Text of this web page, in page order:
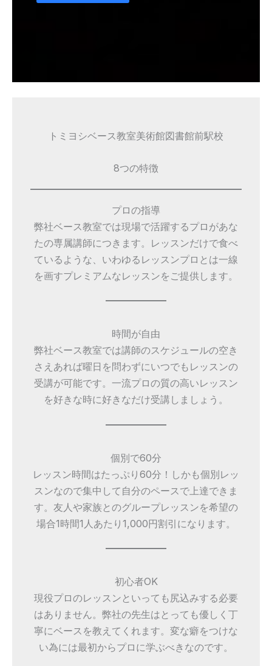
トミヨシベース教室美術館図書館前駅校
8つの特徴
プロの指導
弊社ベース教室では現場で活躍するプロがあな
たの専属講師につきます。レッスンだけで食べ
ているような、いわゆるレッスンプロとは一線
を画すプレミアムなレッスンをご提供します。
時間が自由
弊社ベース教室では講師のスケジュールの空き
さえあれば曜日を問わずにいつでもレッスンの
受講が可能です。一流プロの質の高いレッスン
を好きな時に好きなだけ受講しましょう。
個別で60分
レッスン時間はたっぷり60分！しかも個別レッ
スンなので集中して自分のペースで上達できま
す。友人や家族とのグループレッスンを希望の
場合1時間1人あたり1,000円割引になります。
初心者OK
現役プロのレッスンといっても尻込みする必要
はありません。弊社の先生はとっても優しく丁
寧にベースを教えてくれます。変な癖をつけな
い為には最初からプロに学ぶべきなのです。